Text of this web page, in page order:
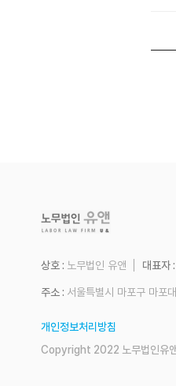
상호 : 노무법인 유앤 대표자 :
주소 : 서울특별시 마포구 마포
개인정보처리방침
Copyright 2022 노무법인유